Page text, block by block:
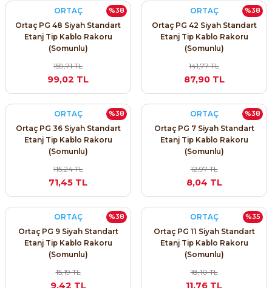
- UPS
Kesiciler
Şalterleri
Yol Vericiler
SIMATIC TIA PORTAL HMI Yazılımları
SIMATIC Yazılım Paketleri
SIMOTION Hareket Kontrol Üniteleri
SIRIUS SAFETY
WinCC Unified Runtime Yazılımları
%38
ORTAÇ
Ortaç PG 48 Siyah Standart
Etanj Tip Kablo Rakoru
(Somunlu)
159,71 TL
99,02 TL
%38
ORTAÇ
Ortaç PG 42 Siyah Standart
Etanj Tip Kablo Rakoru
(Somunlu)
141,77 TL
87,90 TL
%38
ORTAÇ
Ortaç PG 36 Siyah Standart
Etanj Tip Kablo Rakoru
(Somunlu)
115,24 TL
71,45 TL
%38
ORTAÇ
Ortaç PG 7 Siyah Standart
Etanj Tip Kablo Rakoru
(Somunlu)
12,97 TL
8,04 TL
%38
ORTAÇ
Ortaç PG 9 Siyah Standart
Etanj Tip Kablo Rakoru
(Somunlu)
15,19 TL
9,42 TL
%35
ORTAÇ
Ortaç PG 11 Siyah Standart
Etanj Tip Kablo Rakoru
(Somunlu)
18,10 TL
11,76 TL